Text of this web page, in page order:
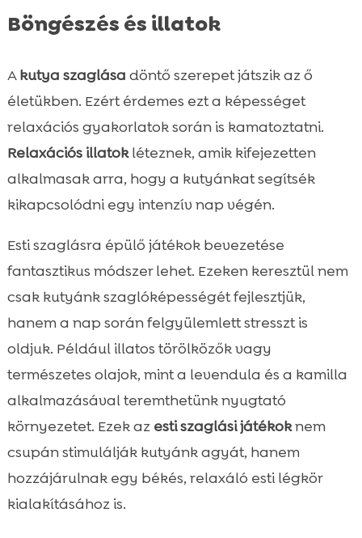
Böngészés és illatok
Akutya szaglása döntő szerepet játszik az ő
életükben. Ezért érdemes ezt a képességet
relaxációs gyakorlatok során is kamatoztatni.
Relaxációs illatokléteznek, amik kifejezetten
alkalmasak arra, hogy a kutyánkat segítsék
kikapcsolódni egy intenzív nap végén.
Esti szaglásra épülő játékok bevezetése
fantasztikus módszer lehet. Ezeken keresztül nem
csak kutyánk szaglóképességét fejlesztjük,
hanem a nap során felgyülemlett stresszt is
oldjuk. Például illatos törölközők vagy
természetes olajok, mint a levendula és a kamilla
alkalmazásával teremthetünk nyugtató
környezetet. Ezek az esti szaglási játékoknem
csupán stimulálják kutyánk agyát, hanem
hozzájárulnak egy békés, relaxáló esti légkör
kialakításához is.